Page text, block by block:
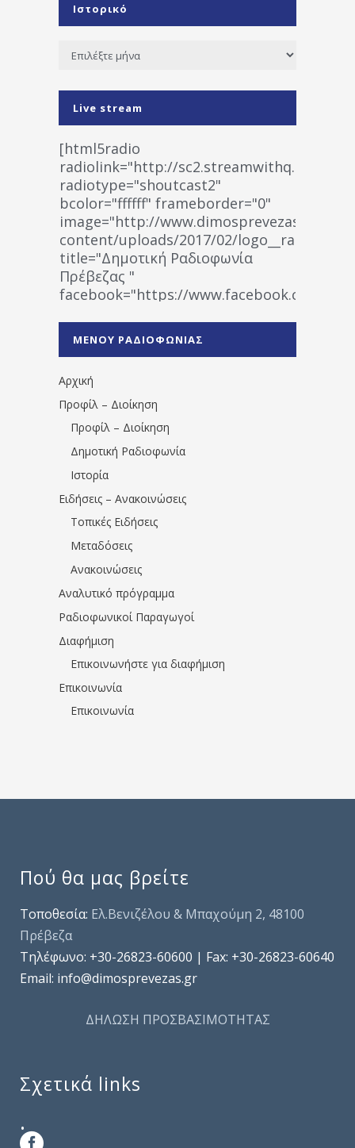
Ιστορικό
Ιστορικό
Live stream
[html5radio
radiolink="http://
radiotype="shoutcast2"
bcolor="ffffff" frameborder="0"
image="http://www.dimosprevezas.gr/wp-
content/uploads/2017/02/
title="Δημοτική Ραδιοφωνία
Πρέβεζας "
facebook="https://www.facebook.com/
1531194763766854/" artist="" ]
ΜΕΝΟΥ ΡΑΔΙΟΦΩΝΙΑΣ
Αρχική
Προφίλ – Διοίκηση
Προφίλ – Διοίκηση
Δημοτική Ραδιοφωνία
Ιστορία
Ειδήσεις – Ανακοινώσεις
Τοπικές Ειδήσεις
Μεταδόσεις
Ανακοινώσεις
Αναλυτικό πρόγραμμα
Ραδιοφωνικοί Παραγωγοί
Διαφήμιση
Επικοινωνήστε για διαφήμιση
Επικοινωνία
Επικοινωνία
Πού θα μας βρείτε
Τοποθεσία: Ελ.Βενιζέλου & Μπαχούμη 2, 48100
Πρέβεζα
Τηλέφωνo: +30-26823-60600 | Fax: +30-26823-60640
Email: info@dimosprevezas.gr
ΔΗΛΩΣΗ ΠΡΟΣΒΑΣΙΜΟΤΗΤΑΣ
Σχετικά links
.